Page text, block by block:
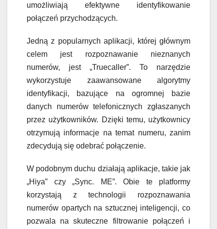
umożliwiają efektywne identyfikowanie
połączeń przychodzących.
Jedną z popularnych aplikacji, której głównym
celem jest rozpoznawanie nieznanych
numerów, jest „Truecaller”. To narzędzie
wykorzystuje zaawansowane algorytmy
identyfikacji, bazujące na ogromnej bazie
danych numerów telefonicznych zgłaszanych
przez użytkowników. Dzięki temu, użytkownicy
otrzymują informacje na temat numeru, zanim
zdecydują się odebrać połączenie.
W podobnym duchu działają aplikacje, takie jak
„Hiya” czy „Sync. ME”. Obie te platformy
korzystają z technologii rozpoznawania
numerów opartych na sztucznej inteligencji, co
pozwala na skuteczne filtrowanie połączeń i